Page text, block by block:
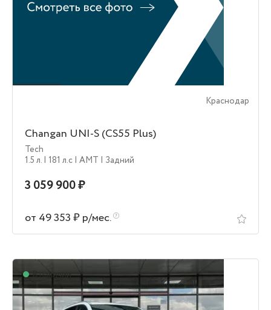
Краснодар
Changan UNI-S (CS55 Plus)
Tech
1.5 л. | 181 л.c | AMT | Задний
3 059 900 ₽
от 49 353 ₽ р/мес.
В наличии